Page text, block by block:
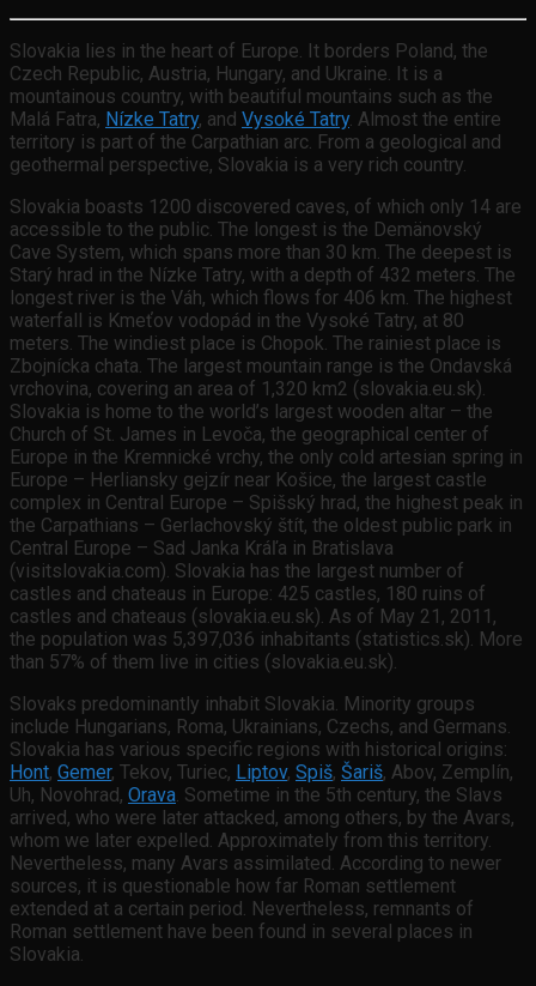
Slovakia lies in the heart of Europe. It borders Poland, the
Czech Republic, Austria, Hungary, and Ukraine. It is a
mountainous country, with beautiful mountains such as the
Malá Fatra, Nízke Tatry, and Vysoké Tatry. Almost the entire
territory is part of the Carpathian arc. From a geological and
geothermal perspective, Slovakia is a very rich country.
Slovakia boasts 1200 discovered caves, of which only 14 are
accessible to the public. The longest is the Demänovský
Cave System, which spans more than 30 km. The deepest is
Starý hrad in the Nízke Tatry, with a depth of 432 meters. The
longest river is the Váh, which flows for 406 km. The highest
waterfall is Kmeťov vodopád in the Vysoké Tatry, at 80
meters. The windiest place is Chopok. The rainiest place is
Zbojnícka chata. The largest mountain range is the Ondavská
vrchovina, covering an area of 1,320 km2 (slovakia.eu.sk).
Slovakia is home to the world’s largest wooden altar – the
Church of St. James in Levoča, the geographical center of
Europe in the Kremnické vrchy, the only cold artesian spring in
Europe – Herliansky gejzír near Košice, the largest castle
complex in Central Europe – Spišský hrad, the highest peak in
the Carpathians – Gerlachovský štít, the oldest public park in
Central Europe – Sad Janka Kráľa in Bratislava
(visitslovakia.com). Slovakia has the largest number of
castles and chateaus in Europe: 425 castles, 180 ruins of
castles and chateaus (slovakia.eu.sk). As of May 21, 2011,
the population was 5,397,036 inhabitants (statistics.sk). More
than 57% of them live in cities (slovakia.eu.sk).
Slovaks predominantly inhabit Slovakia. Minority groups
include Hungarians, Roma, Ukrainians, Czechs, and Germans.
Slovakia has various specific regions with historical origins:
Hont, Gemer, Tekov, Turiec, Liptov, Spiš, Šariš, Abov, Zemplín,
Uh, Novohrad, Orava . Sometime in the 5th century, the Slavs
arrived, who were later attacked, among others, by the Avars,
whom we later expelled. Approximately from this territory.
Nevertheless, many Avars assimilated. According to newer
sources, it is questionable how far Roman settlement
extended at a certain period. Nevertheless, remnants of
Roman settlement have been found in several places in
Slovakia.